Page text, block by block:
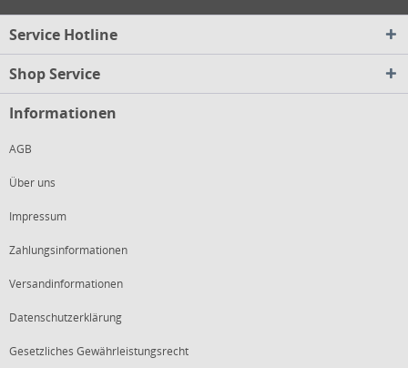
Service Hotline
Shop Service
Informationen
AGB
Über uns
Impressum
Zahlungsinformationen
Versandinformationen
Datenschutzerklärung
Gesetzliches Gewährleistungsrecht